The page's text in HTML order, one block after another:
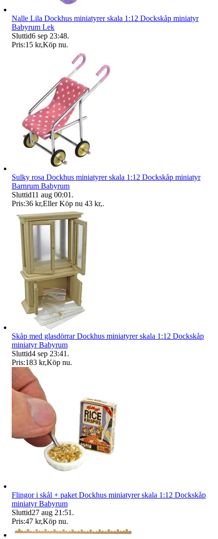
Nalle Lila Dockhus miniatyrer skala 1:12 Dockskåp miniatyr
Babyrum Lek
Sluttid6 sep 23:48.
Pris:15 kr,Köp nu.
Sulky rosa Dockhus miniatyrer skala 1:12 Dockskåp miniatyr
Barnrum Babyrum
Sluttid11 aug 00:01 .
Pris:36 kr,Eller Köp nu 43 kr,.
Skåp med glasdörrar Dockhus miniatyrer skala 1:12 Dockskåp
miniatyr Babyrum
Sluttid4 sep 23:41 .
Pris:183 kr,Köp nu.
Flingor i skål + paket Dockhus miniatyrer skala 1:12 Dockskåp
miniatyr Babyrum
Sluttid27 aug 21:51 .
Pris:47 kr,Köp nu.